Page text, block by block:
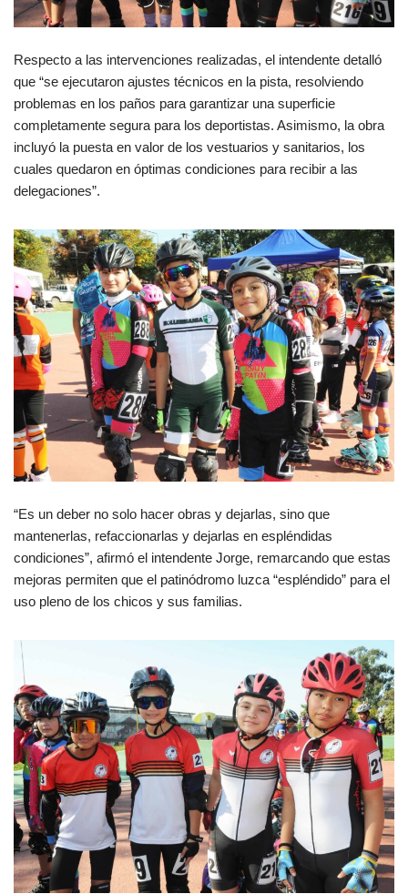
Respecto a las intervenciones realizadas, el intendente detalló
que “se ejecutaron ajustes técnicos en la pista, resolviendo
problemas en los paños para garantizar una superficie
completamente segura para los deportistas. Asimismo, la obra
incluyó la puesta en valor de los vestuarios y sanitarios, los
cuales quedaron en óptimas condiciones para recibir a las
delegaciones”.
“Es un deber no solo hacer obras y dejarlas, sino que
mantenerlas, refaccionarlas y dejarlas en espléndidas
condiciones”, afirmó el intendente Jorge, remarcando que estas
mejoras permiten que el patinódromo luzca “espléndido” para el
uso pleno de los chicos y sus familias.